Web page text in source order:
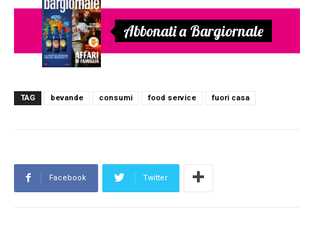
Abbonati a Bargiornale
TAG bevande consumi food service fuori casa
Facebook Twitter